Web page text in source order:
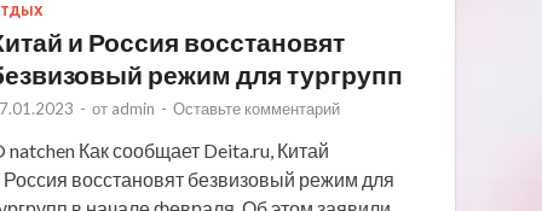
и Россия восстановят
режим для тургрупп
- от admin - Оставьте комментарий
natchen Как сообщает Deita.ru, Китай
Россия восстановят безвизовый режим для